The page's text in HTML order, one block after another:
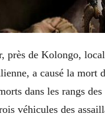
près de Kolongo,
a causé la mort
dans les rangs
véhicules des